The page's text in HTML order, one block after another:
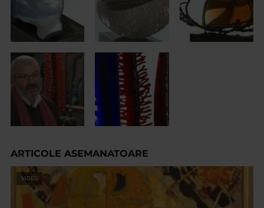
ARTICOLE ASEMANATOARE
VIDEO